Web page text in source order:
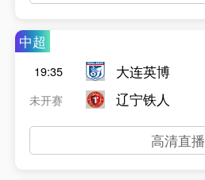
中超
19:35
未开赛
大连英博
辽宁铁人
高清直播